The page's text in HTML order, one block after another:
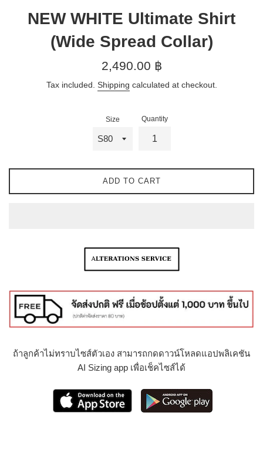
NEW WHITE Ultimate Shirt
(Wide Spread Collar)
Regular
2,490.00 ฿
Tax included. Shipping calculated at checkout.
Size Quantity
ADD TO CART
ถ้าลูกค้าไม่ทราบไซส์ตัวเอง สามารถกดดาวน์โหลดแอปพลิเคชัน
AI Sizing app เพื่อเช็คไซส์ได้